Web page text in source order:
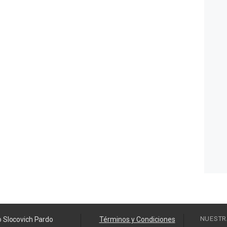
Slocovich Pardo Términos y Condiciones